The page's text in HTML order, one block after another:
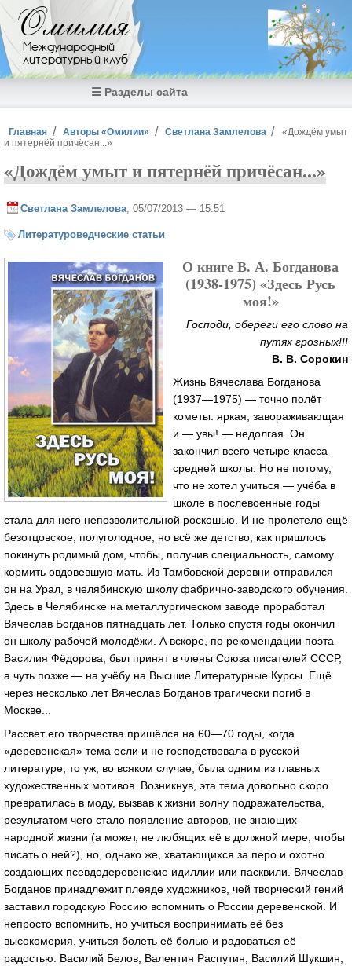
Перейти к основному содержанию
Омилия
Международный
литературный клуб
☰ Разделы сайта
Вы здесь
Главная Авторы «Омилии» Светлана Замлелова
«Дождём умыт
и пятернёй причёсан...»
«Дождём умыт и пятернёй причёсан...»
Светлана Замлелова , 05/07/2013 — 15:51
Литературоведческие статьи
О книге В. А. Богданова
(1938-1975) «Здесь Русь
моя!»
Господи, обереги его слово на
путях грозных!!!
В. В. Сорокин
Жизнь Вячеслава Богданова
(1937—1975) — точно полёт
кометы: яркая, завораживающая
и — увы! — недолгая. Он
закончил всего четыре класса
средней школы. Но не потому,
что не хотел учиться — учёба в
школе в послевоенные годы
стала для него непозволительной роскошью. И не пролетело ещё
безотцовское, полуголодное, но всё же детство, как пришлось
покинуть родимый дом, чтобы, получив специальность, самому
кормить овдовевшую мать. Из Тамбовской деревни отправился
он на Урал, в челябинскую школу фабрично-заводского обучения.
Здесь в Челябинске на металлургическом заводе проработал
Вячеслав Богданов пятнадцать лет. Только спустя годы окончил
он школу рабочей молодёжи. А вскоре, по рекомендации поэта
Василия Фёдорова, был принят в члены Союза писателей СССР,
а чуть позже — на учёбу на Высшие Литературные Курсы. Ещё
через несколько лет Вячеслав Богданов трагически погиб в
Москве...
Рассвет его творчества пришёлся на 60—70 годы, когда
«деревенская» тема если и не господствовала в русской
литературе, то уж, во всяком случае, была одним из главных
художественных мотивов. Возникнув, эта тема довольно скоро
превратилась в моду, вызвав к жизни волну подражательства,
результатом чего стало появление авторов, не знающих
народной жизни (а может, не любящих её в должной мере, чтобы
писать о ней?), но, однако же, хватающихся за перо и охотно
создающих псевдодеревенские идиллии или пасквили. Вячеслав
Богданов принадлежит плеяде художников, чей творческий гений
заставил городскую Россию вспомнить о России деревенской. И
непросто вспомнить, но учиться воспринимать её без
высокомерия, учиться болеть её болью и радоваться её
радостью. Василий Белов, Валентин Распутин, Василий Шукшин,